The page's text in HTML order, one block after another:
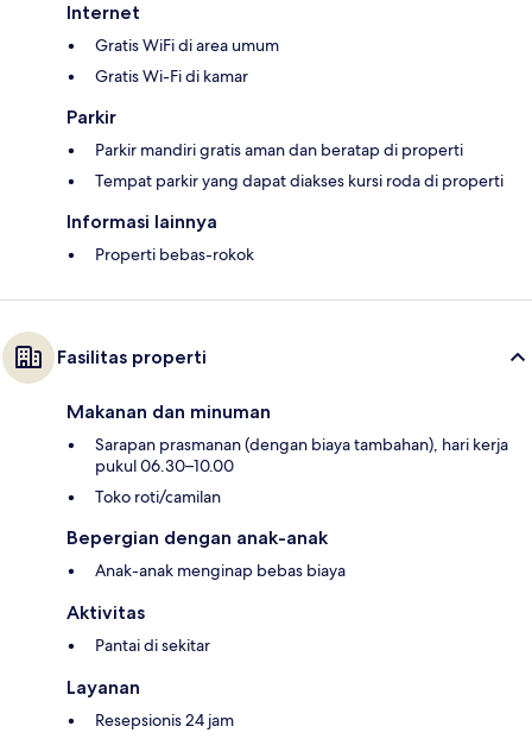
Internet
Gratis WiFi di area umum
Gratis Wi-Fi di kamar
Parkir
Parkir mandiri gratis aman dan beratap di properti
Tempat parkir yang dapat diakses kursi roda di properti
Informasi lainnya
Properti bebas-rokok
Fasilitas properti
Makanan dan minuman
Sarapan prasmanan (dengan biaya tambahan), hari kerja
pukul 06.30–10.00
Toko roti/camilan
Bepergian dengan anak-anak
Anak-anak menginap bebas biaya
Aktivitas
Pantai di sekitar
Layanan
Resepsionis 24 jam